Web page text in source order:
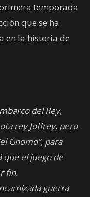
temporada
que se ha
en la historia de
del Rey,
rey Joffrey, pero
Gnomo”, para
que el juego de
fin.
guerra